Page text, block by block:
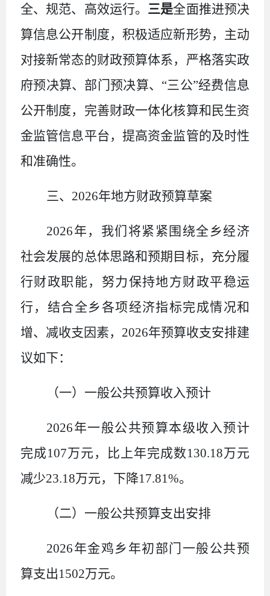
全、规范、高效运行。 三是全面推进预决
算信息公开制度，积极适应新形势，主动
对接新常态的财政预算体系，严格落实政
府预决算、部门预决算、 “三公”经费信息
公开制度，完善财政一体化核算和民生资
金监管信息平台，提高资金监管的及时性
和准确性。
三、 2026年地方财政预算草案
2026年，我们将紧紧围绕全乡经济
社会发展的总体思路和预期目标，充分履
行财政职能，努力保持地方财政平稳运
行，结合全乡各项经济指标完成情况和
增、减收支因素， 2026年预算收支安排建
议如下：
（一）一般公共预算收入预计
2026年一般公共预算本级收入预计
完成107万元，比上年完成数130.18万元
减少23.18万元，下降17.81%。
（二）一般公共预算支出安排
2026年金鸡乡年初部门一般公共预
算支出1502万元。